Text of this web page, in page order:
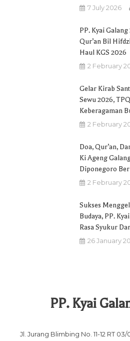
7 July 2026
PP. Kyai
Qur’an Bil
Haul KGS 2026
2 February
Gelar Kirab
Sewu 2026,
Keberagaman
2 February
Doa, Qur’an,
Ki Ageng
Diponegoro
2 February
Sukses
Budaya, PP.
Rasa Syukur
26 January
PP. Kyai
Jl. Jurang Blimbing No. 11-12 RT